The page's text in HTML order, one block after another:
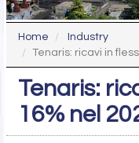
Home
Industry
Tenaris: ricavi in
Tenaris:
16% nel